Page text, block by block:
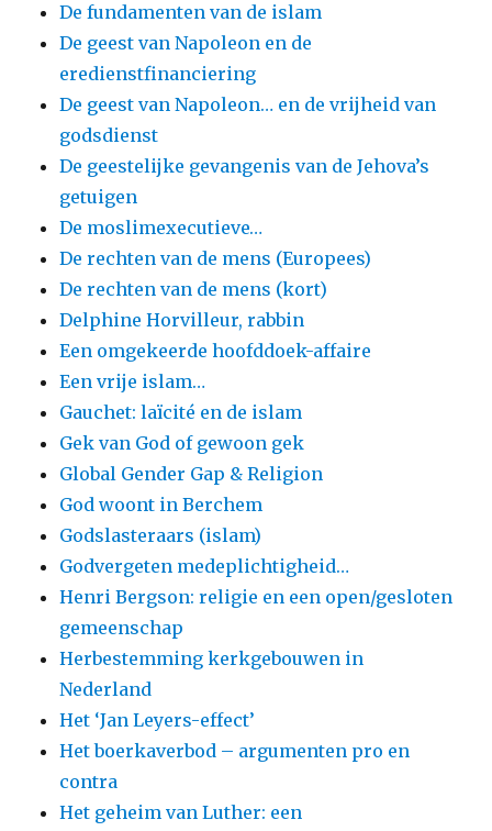
De fundamenten van de islam
De geest van Napoleon en de
eredienstfinanciering
De geest van Napoleon… en de vrijheid van
godsdienst
De geestelijke gevangenis van de Jehova’s
getuigen
De moslimexecutieve…
De rechten van de mens (Europees)
De rechten van de mens (kort)
Delphine Horvilleur, rabbin
Een omgekeerde hoofddoek-affaire
Een vrije islam…
Gauchet: laïcité en de islam
Gek van God of gewoon gek
Global Gender Gap & Religion
God woont in Berchem
Godslasteraars (islam)
Godvergeten medeplichtigheid…
Henri Bergson: religie en een open/gesloten
gemeenschap
Herbestemming kerkgebouwen in
Nederland
Het ‘Jan Leyers-effect’
Het boerkaverbod – argumenten pro en
contra
Het geheim van Luther: een